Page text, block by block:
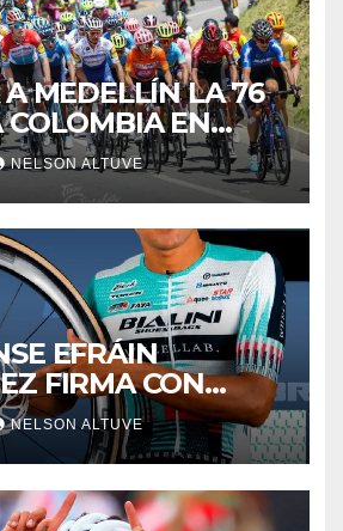
MEDELLÍN LA 76
COLOMBIA EN
NELSON ALTUVE
EFRÁIN
FIRMA CON
NELSON ALTUVE